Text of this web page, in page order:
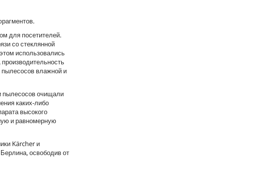
для посетителей.
со стеклянной
использовались
пылесосов влажной и
пылесосов очищали
каких-либо
высокого
и равномерную
Kärcher и
освободив от